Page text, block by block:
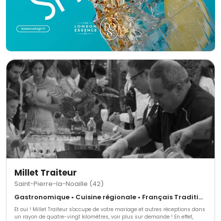
Millet Traiteur
Saint-Pierre-la-Noaille (42)
Gastronomique • Cuisine régionale • Français Traditionnel
Et oui ! Millet Traiteur s'occupe de votre mariage et autres réceptions dans
un rayon de quatre-vingt kilomètres, voir plus sur demande ! En effet,